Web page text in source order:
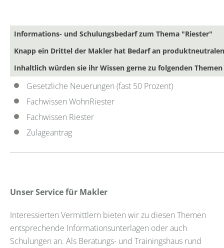
Informations- und Schulungsbedarf zum Thema "Riester"
Knapp ein Drittel der Makler hat Bedarf an
Inhaltlich würden sie ihr Wissen gerne zu folgenden
Gesetzliche Neuerungen (fast 50 Prozent)
Fachwissen WohnRiester
Fachwissen Riester
Zulageantrag
Unser Service für Makler
Interessierten Vermittlern bieten wir zu diesen Themen
entsprechende Informationsunterlagen oder auch
Schulungen an. Als Beratungs- und Trainingshaus rund